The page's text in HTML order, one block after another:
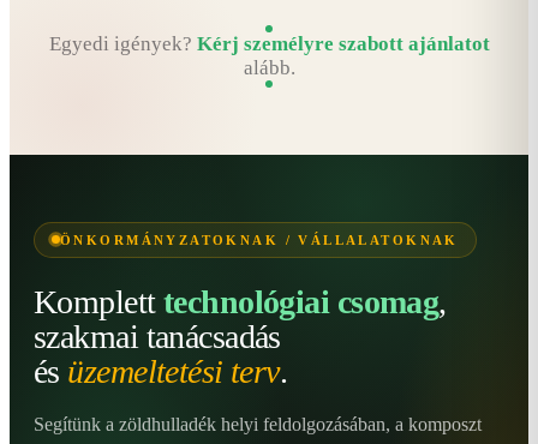
Egyedi igények? Kérj személyre szabott ajánlatot
alább.
ÖNKORMÁNYZATOKNAK / VÁLLALATOKNAK
Kompletttechnológiai csomag,
szakmai tanácsadás
és üzemeltetési terv.
Segítünk a zöldhulladék helyi feldolgozásában, a komposzt